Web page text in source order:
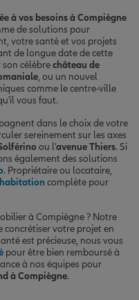
à vos besoins à Compiègne
de solutions pour
votre santé et vos projets
de longue date de cette
célèbrechâteau de
, ou un nouvel
comme le centre-ville
vous faut.
dans le choix de votre
sereinement sur les axes
ou l'avenue Thiers. Si
également des solutions
. Propriétaire ou locataire,
complète pour
à Compiègne ? Notre
concrétiser votre projet en
est précieuse, nous vous
pour être bien remboursé à
à nos équipes pour
à Compiègne.